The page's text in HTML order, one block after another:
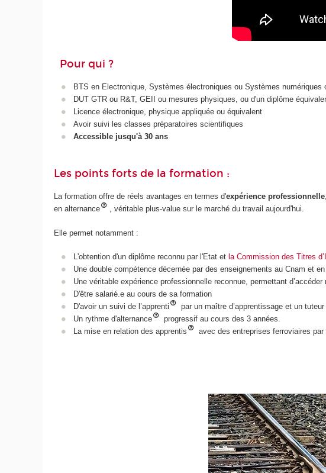
Pour qui ?
BTS en Electronique, Systèmes électroniques ou Systèmes numériques
DUT GTR ou R&T, GEII ou mesures physiques, ou d'un diplôme
Licence électronique, physique appliquée ou équivalent
Avoir suivi les classes préparatoires scientifiques
Accessible jusqu'à 30 ans
Les points forts de la formation :
La formation offre de réels avantages en termes d'expérience professionnelle
en alternance
, véritable plus-value sur le marché du travail aujourd'hui.
Elle permet notamment :
L'obtention d'un diplôme reconnu par l'Etat et la Commission des Titres
Une double compétence décernée par des enseignements au Cnam et
Une véritable expérience professionnelle reconnue, permettant d’accéder
D'être salarié.e au cours de sa formation
D'avoir un suivi de l’apprenti
par un maître d’apprentissage et un
Un rythme d'alternance
progressif au cours des 3 années.
La mise en relation des apprentis
avec des entreprises ferroviaires par